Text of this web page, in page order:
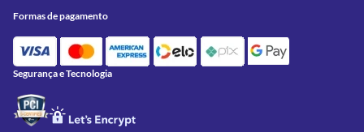
Utilidades
Feminino
Lançamentos
Política de Privacidade
Política de Campanhas e promoções
Contato
Oficina/Serviços
Formas de pagamento
Segurança e Tecnologia